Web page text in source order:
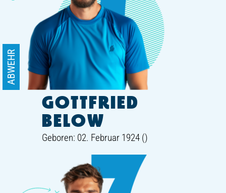
GOTTFRIED
BELOW
ABWEHR
Geboren: 02. Februar 1924 ()